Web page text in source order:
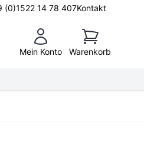
(0)1522 14 78 407Kontakt
Mein Konto
Warenkorb
Warenkorb